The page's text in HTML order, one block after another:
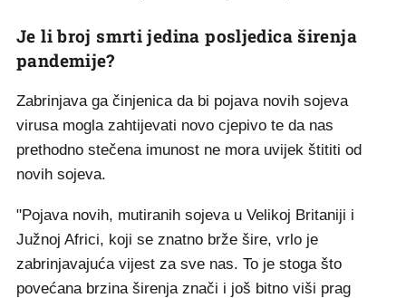
Je li broj smrti jedina posljedica širenja
pandemije?
Zabrinjava ga činjenica da bi pojava novih sojeva
virusa mogla zahtijevati novo cjepivo te da nas
prethodno stečena imunost ne mora uvijek štititi od
novih sojeva.
"Pojava novih, mutiranih sojeva u Velikoj Britaniji i
Južnoj Africi, koji se znatno brže šire, vrlo je
zabrinjavajuća vijest za sve nas. To je stoga što
povećana brzina širenja znači i još bitno viši prag